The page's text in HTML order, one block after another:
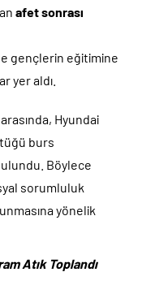
afet sonrası
gençlerin eğitimine
yer aldı.
Hyundai
burs
Böylece
sorumluluk
yönelik
Atık Toplandı